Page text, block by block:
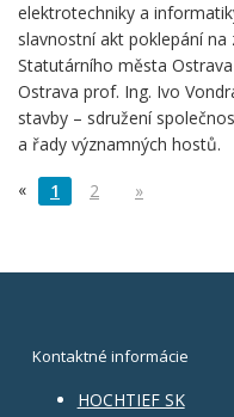
elektrotechniky a
slavnostní akt poklepání
Statutárního města
Ostrava prof. Ing. Ivo
stavby – sdružení
a řady významných hostů.
«
1 2 »
Kontaktné informácie
HOCHTIEF SK